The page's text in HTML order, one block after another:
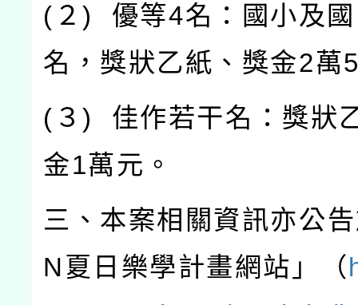
( ２) 優等4名：國小及
名，獎狀乙紙、獎金2萬
( ３) 佳作若干名：獎狀
金1萬元。
三、本案相關資訊亦公
N 夏日樂學計畫網站」（